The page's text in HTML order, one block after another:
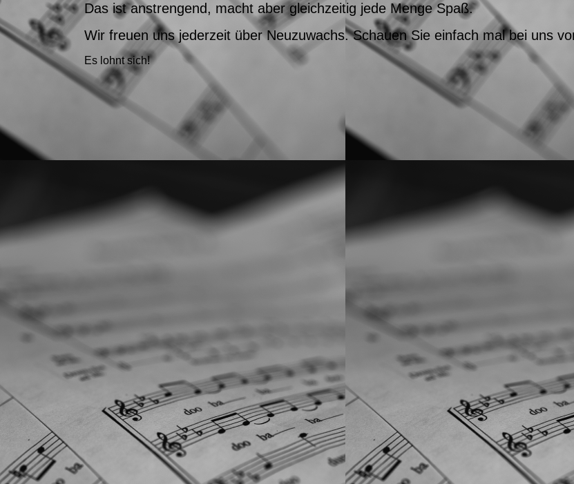
Das ist anstrengend, macht aber gleichzeitig jede Menge Spaß.
Wir freuen uns jederzeit über Neuzuwachs. Schauen Sie einfach mal bei uns
Es lohnt sich!